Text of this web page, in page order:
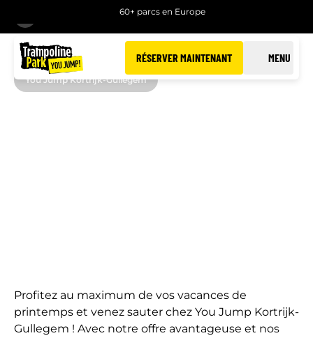
60+ parcs en Europe
RÉSERVER MAINTENANT MENU
You Jump Kortrijk-Gullegem
Profitez au maximum de vos vacances de
printemps et venez sauter chez You Jump Kortrijk-
Gullegem ! Avec notre offre avantageuse et nos